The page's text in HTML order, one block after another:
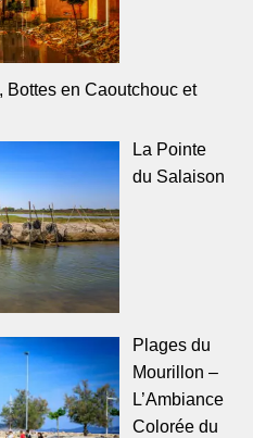
Bottes en Caoutchouc et
La Pointe
du Salaison
Plages du
Mourillon –
L’Ambiance
Colorée du